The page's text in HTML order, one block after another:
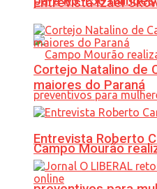
Campo Mourão
Cortejo Natalino de
maiores do Paraná
Entrevista Roberto